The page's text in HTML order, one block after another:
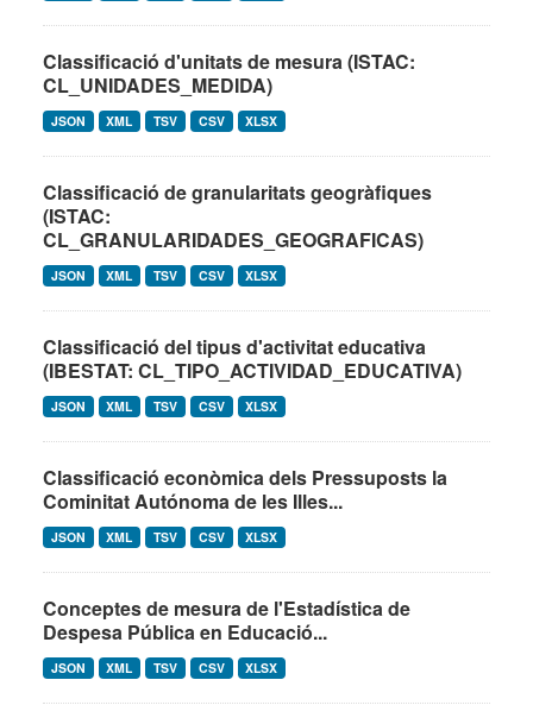
Classificació d'unitats de mesura (ISTAC:
CL_UNIDADES_MEDIDA)
JSON XML TSV CSV XLSX
Classificació de granularitats geogràfiques
(ISTAC:
CL_GRANULARIDADES_GEOGRAFICAS)
JSON XML TSV CSV XLSX
Classificació del tipus d'activitat educativa
(IBESTAT: CL_TIPO_ACTIVIDAD_EDUCATIVA)
JSON XML TSV CSV XLSX
Classificació econòmica dels Pressuposts la
Cominitat Autónoma de les Illes...
JSON XML TSV CSV XLSX
Conceptes de mesura de l'Estadística de
Despesa Pública en Educació...
JSON XML TSV CSV XLSX